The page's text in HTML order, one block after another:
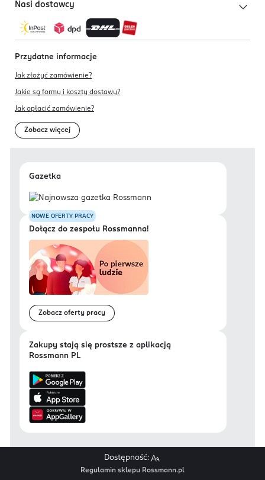
Nasi dostawcy
Przydatne informacje
Jak złożyć zamówienie?
Jakie są formy i koszty dostawy?
Jak opłacić zamówienie?
Zobacz więcej
Gazetka
NOWE OFERTY PRACY
Dołącz do zespołu Rossmanna!
Zobacz oferty pracy
Zakupy stają się prostsze z aplikacją
Rossmann PL
Dostępność:
Regulamin sklepu Rossmann.pl